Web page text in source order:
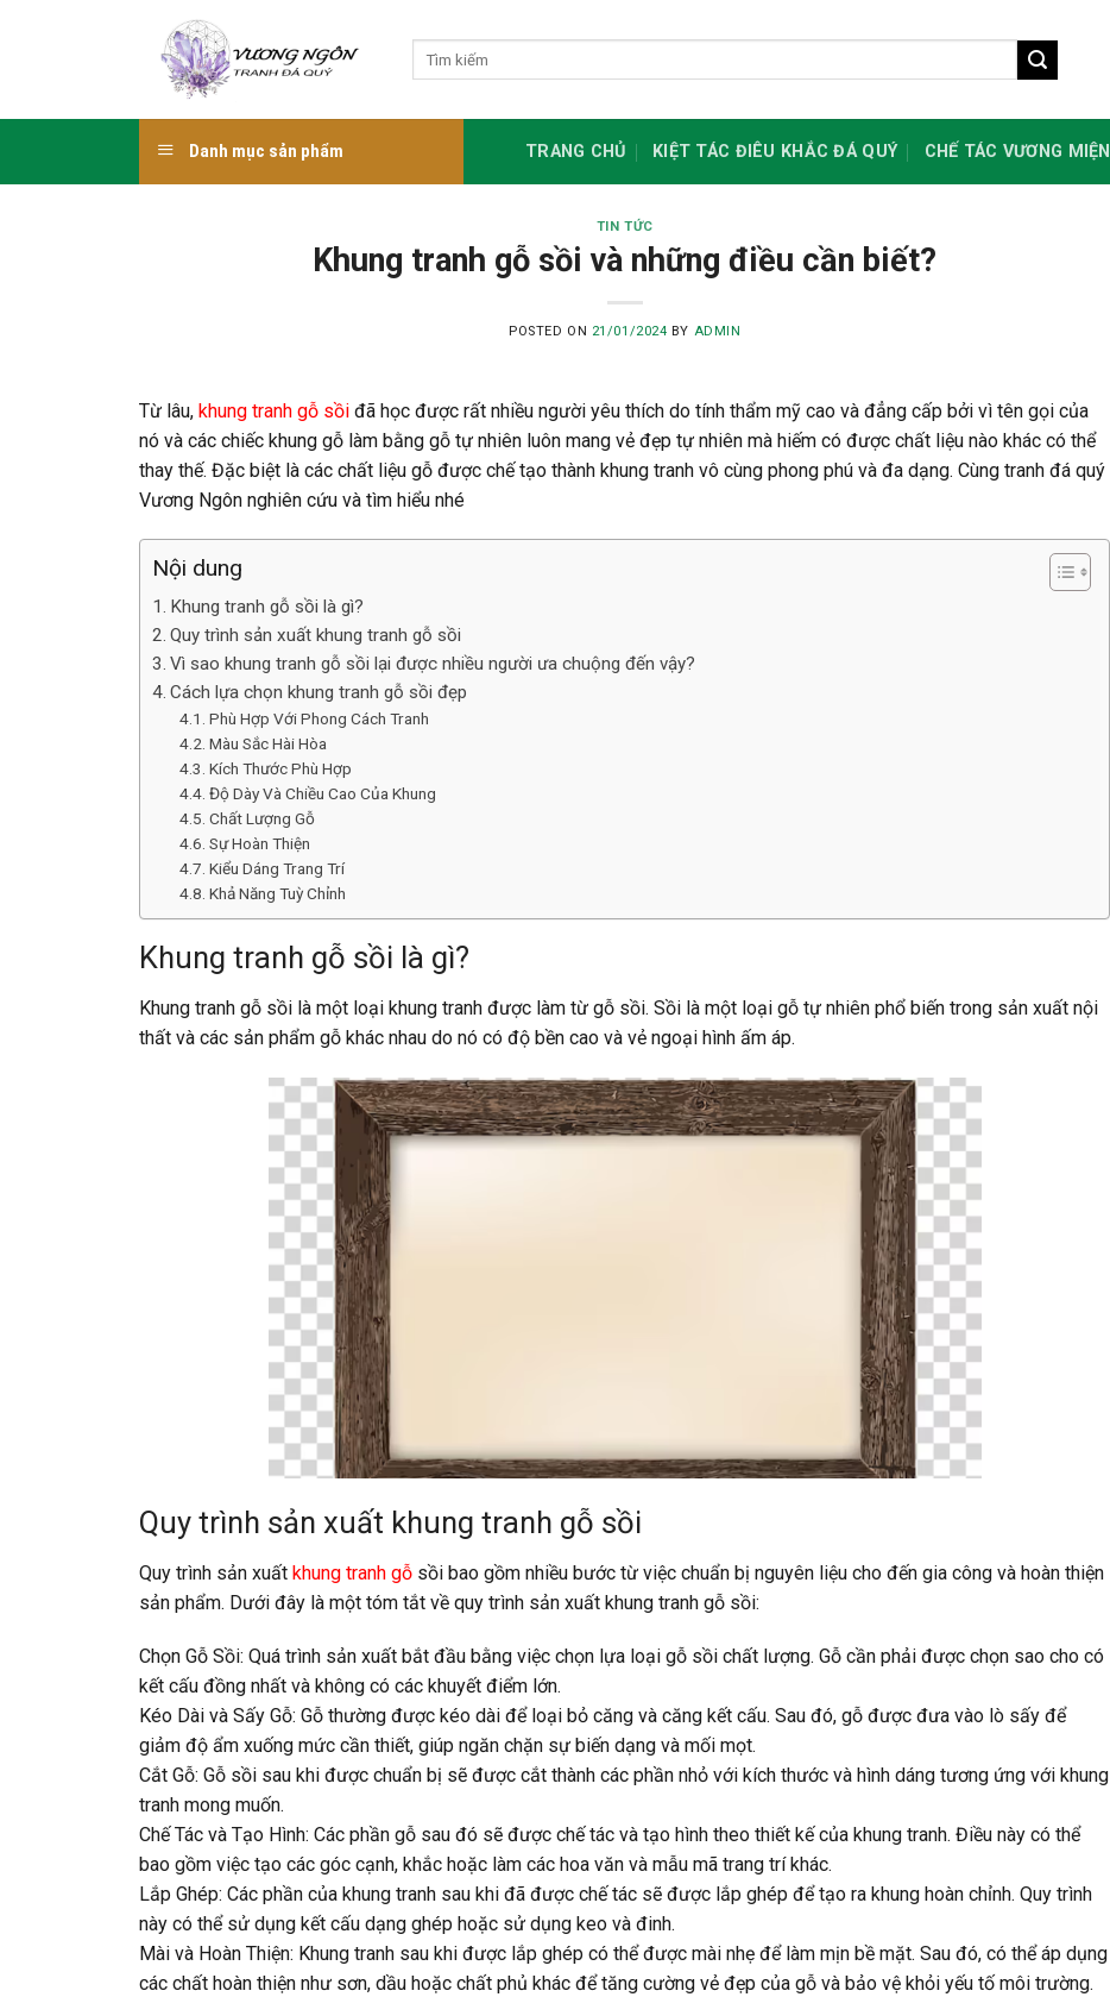
Danh mục sản phẩm TRANG CHỦ KIỆT TÁC ĐIÊU KHẮC ĐÁ QUÝ CHẾ TÁC VƯƠNG MIỆN
TIN TỨC
Khung tranh gỗ sồi và những điều cần biết?
POSTED ON 21/01/2024 BY ADMIN
Từ lâu, khung tranh gỗ sồi đã học được rất nhiều người yêu thích do tính thẩm mỹ cao và đẳng cấp bởi vì tên gọi của
nó và các chiếc khung gỗ làm bằng gỗ tự nhiên luôn mang vẻ đẹp tự nhiên mà hiếm có được chất liệu nào khác có thể
thay thế. Đặc biệt là các chất liệu gỗ được chế tạo thành khung tranh vô cùng phong phú và đa dạng. Cùng tranh đá quý
Vương Ngôn nghiên cứu và tìm hiểu nhé
Nội dung
Khung tranh gỗ sồi là gì?
Quy trình sản xuất khung tranh gỗ sồi
Vì sao khung tranh gỗ sồi lại được nhiều người ưa chuộng đến vậy?
Cách lựa chọn khung tranh gỗ sồi đẹp
Phù Hợp Với Phong Cách Tranh
Màu Sắc Hài Hòa
Kích Thước Phù Hợp
Độ Dày Và Chiều Cao Của Khung
Chất Lượng Gỗ
Sự Hoàn Thiện
Kiểu Dáng Trang Trí
Khả Năng Tuỳ Chỉnh
Khung tranh gỗ sồi là gì?
Khung tranh gỗ sồi là một loại khung tranh được làm từ gỗ sồi. Sồi là một loại gỗ tự nhiên phổ biến trong sản xuất nội
thất và các sản phẩm gỗ khác nhau do nó có độ bền cao và vẻ ngoại hình ấm áp.
Quy trình sản xuất khung tranh gỗ sồi
Quy trình sản xuất khung tranh gỗ sồi bao gồm nhiều bước từ việc chuẩn bị nguyên liệu cho đến gia công và hoàn thiện
sản phẩm. Dưới đây là một tóm tắt về quy trình sản xuất khung tranh gỗ sồi:
Chọn Gỗ Sồi: Quá trình sản xuất bắt đầu bằng việc chọn lựa loại gỗ sồi chất lượng. Gỗ cần phải được chọn sao cho có
kết cấu đồng nhất và không có các khuyết điểm lớn.
Kéo Dài và Sấy Gỗ: Gỗ thường được kéo dài để loại bỏ căng và căng kết cấu. Sau đó, gỗ được đưa vào lò sấy để
giảm độ ẩm xuống mức cần thiết, giúp ngăn chặn sự biến dạng và mối mọt.
Cắt Gỗ: Gỗ sồi sau khi được chuẩn bị sẽ được cắt thành các phần nhỏ với kích thước và hình dáng tương ứng với khung
tranh mong muốn.
Chế Tác và Tạo Hình: Các phần gỗ sau đó sẽ được chế tác và tạo hình theo thiết kế của khung tranh. Điều này có thể
bao gồm việc tạo các góc cạnh, khắc hoặc làm các hoa văn và mẫu mã trang trí khác.
Lắp Ghép: Các phần của khung tranh sau khi đã được chế tác sẽ được lắp ghép để tạo ra khung hoàn chỉnh. Quy trình
này có thể sử dụng kết cấu dạng ghép hoặc sử dụng keo và đinh.
Mài và Hoàn Thiện: Khung tranh sau khi được lắp ghép có thể được mài nhẹ để làm mịn bề mặt. Sau đó, có thể áp dụng
các chất hoàn thiện như sơn, dầu hoặc chất phủ khác để tăng cường vẻ đẹp của gỗ và bảo vệ khỏi yếu tố môi trường.